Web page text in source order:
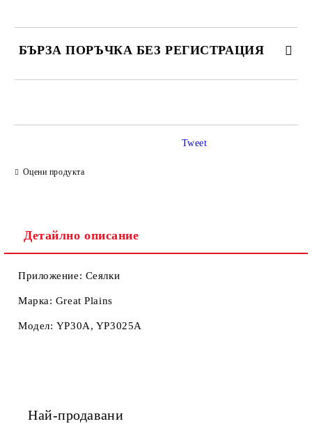
БЪРЗА ПОРЪЧКА БЕЗ РЕГИСТРАЦИЯ
Оцени продукта
Tweet
Детайлно описание
Приложение: Сеялки
Марка: Great Plains
Модел: YP30A, YP3025A
Най-продавани